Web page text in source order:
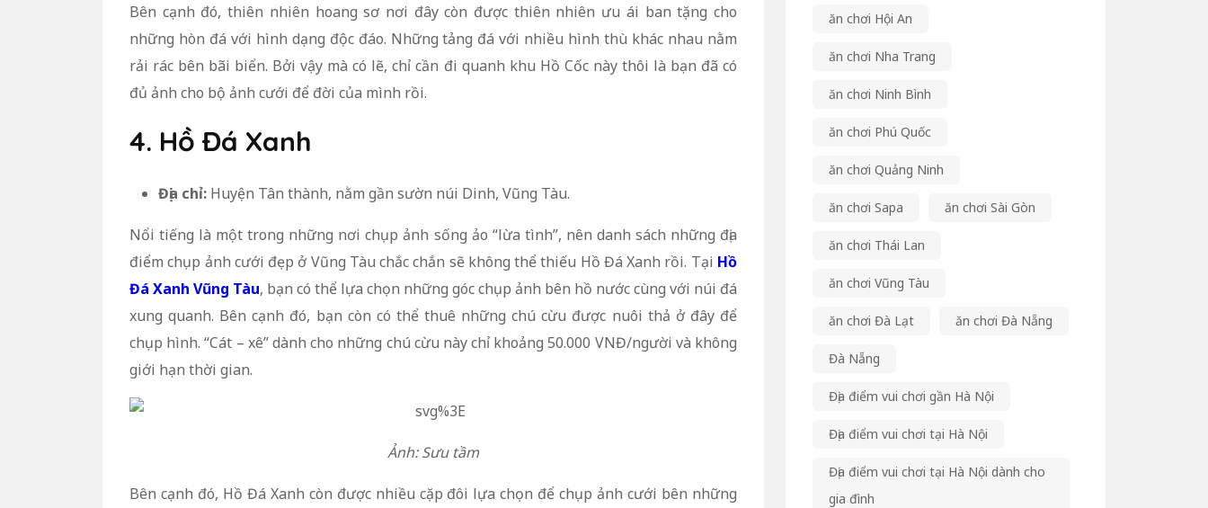
Bên cạnh đó, thiên nhiên hoang sơ nơi đây còn được thiên nhiên ưu ái ban tặng cho
những hòn đá với hình dạng độc đáo. Những tảng đá với nhiều hình thù khác nhau nằm
rải rác bên bãi biển. Bởi vậy mà có lẽ, chỉ cần đi quanh khu Hồ Cốc này thôi là bạn đã có
đủ ảnh cho bộ ảnh cưới để đời của mình rồi.
4. Hồ Đá Xanh
Địa chỉ: Huyện Tân thành, nằm gần sườn núi Dinh, Vũng Tàu.
Nổi tiếng là một trong những nơi chụp ảnh sống ảo “lừa tình”, nên danh sách những địa
điểm chụp ảnh cưới đẹp ở Vũng Tàu chắc chắn sẽ không thể thiếu Hồ Đá Xanh rồi. Tại Hồ
Đá Xanh Vũng Tàu, bạn có thể lựa chọn những góc chụp ảnh bên hồ nước cùng với núi đá
xung quanh. Bên cạnh đó, bạn còn có thể thuê những chú cừu được nuôi thả ở đây để
chụp hình. “Cát – xê” dành cho những chú cừu này chỉ khoảng 50.000 VNĐ/người và không
giới hạn thời gian.
Ảnh: Sưu tầm
Bên cạnh đó, Hồ Đá Xanh còn được nhiều cặp đôi lựa chọn để chụp ảnh cưới bên những
ăn chơi Hội An
ăn chơi Nha Trang
ăn chơi Ninh Bình
ăn chơi Phú Quốc
ăn chơi Quảng Ninh
ăn chơi Sapa ăn chơi Sài Gòn
ăn chơi Thái Lan
ăn chơi Vũng Tàu
ăn chơi Đà Lạt ăn chơi Đà Nẵng
Đà Nẵng
Địa điểm vui chơi gần Hà Nội
Địa điểm vui chơi tại Hà Nội
Địa điểm vui chơi tại Hà Nội dành cho
gia đình